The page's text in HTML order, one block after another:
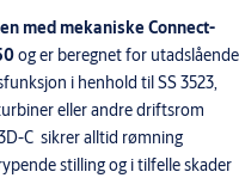
med mekaniske Connect-
og er beregnet for utadslående
i henhold til SS 3523,
eller andre driftsrom
C sikrer alltid rømning
stilling og i tilfelle skader